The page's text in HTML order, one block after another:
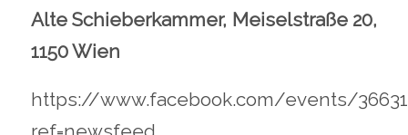
Alte Schieberkammer, Meiselstraße 20,
1150 Wien
https://www.facebook.com/events/